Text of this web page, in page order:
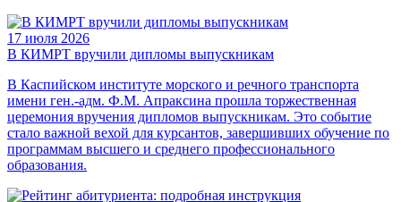
17 июля 2026
В КИМРТ вручили дипломы выпускникам
В Каспийском институте морского и речного транспорта
имени ген.-адм. Ф.М. Апраксина прошла торжественная
церемония вручения дипломов выпускникам. Это событие
стало важной вехой для курсантов, завершивших обучение по
программам высшего и среднего профессионального
образования.